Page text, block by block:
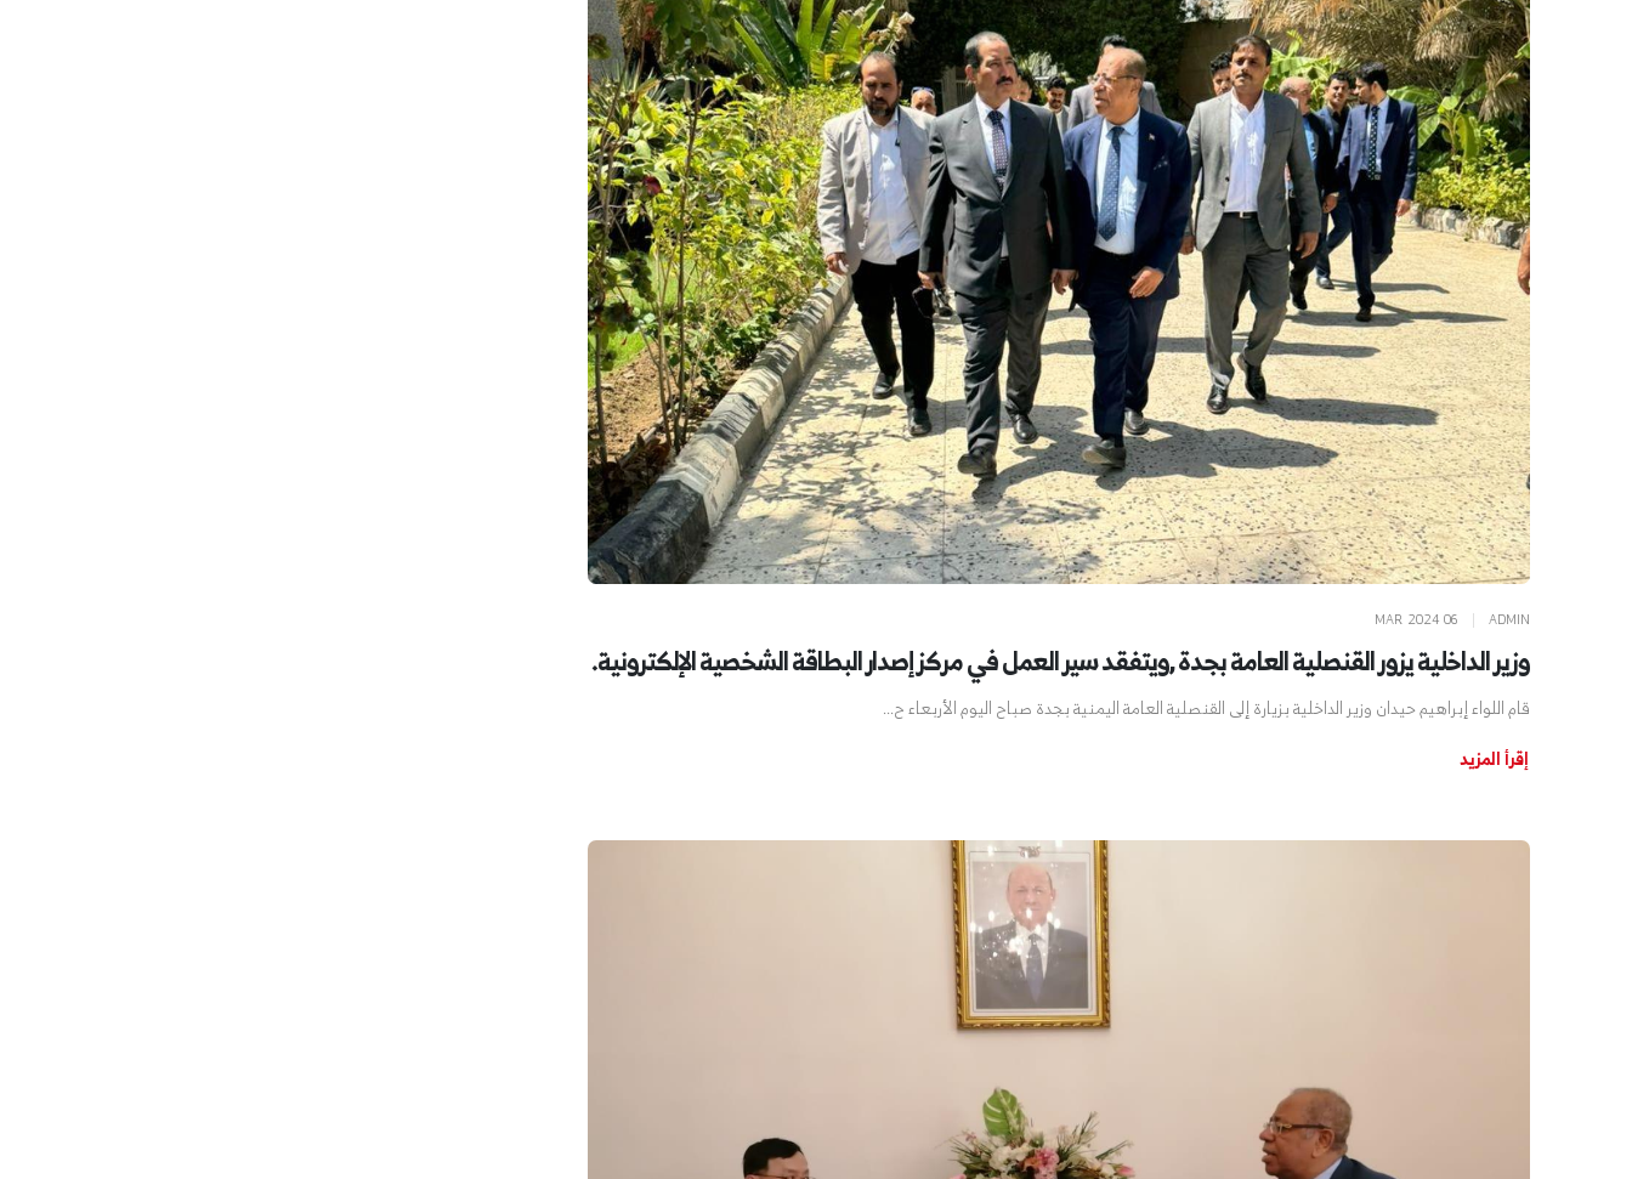
MAR 2024 06 | ADMIN
وزير الداخلية يزور القنصلية العامة بجدة ,ويتفقد سير العمل في مركز إصدار البطاقة الشخصية الإلكترونية.
قام اللواء إبراهيم حيدان وزير الداخلية بزيارة إلى القنصلية العامة اليمنية بجدة صباح اليوم الأربعاء ح...
إقرأ المزيد